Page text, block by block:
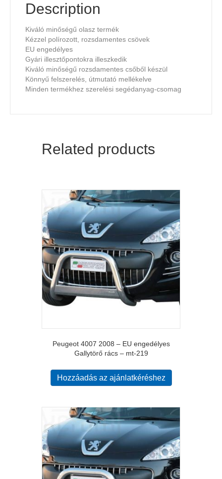
Description
Kiváló minőségű olasz termék
Kézzel polírozott, rozsdamentes csövek
EU engedélyes
Gyári illesztőpontokra illeszkedik
Kiváló minőségű rozsdamentes csőből készül
Könnyű felszerelés, útmutató mellékelve
Minden termékhez szerelési segédanyag-csomag
Related products
Peugeot 4007 2008 – EU engedélyes
Gallytörő rács – mt-219
Hozzáadás az ajánlatkéréshez